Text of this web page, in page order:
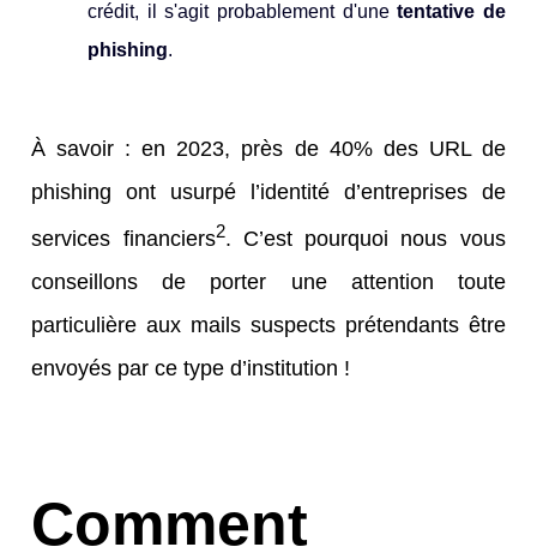
crédit, il s'agit probablement d'unetentative de
phishing.
À savoir : en 2023, près de 40% des URL de
phishing ont usurpé l’identité d’entreprises de
services financiers2. C’est pourquoi nous vous
conseillons de porter une attention toute
particulière aux mails suspects prétendants être
envoyés par ce type d’institution !
Comment